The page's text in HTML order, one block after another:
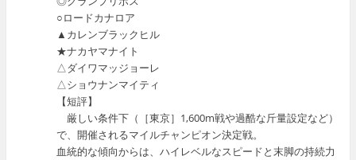
○ロードカナロア
▲カレンブラックヒル
★ナカヤマナイト
△ダイワマッジョーレ
△ショウナンマイティ
【短評】
厳しい条件下（［東京］1,600m戦や過酷な斤量設定など）
で、開催されるマイルチャンピオン決定戦。
血統的な傾向からは、ハイレベルなスピードと末脚の持続力